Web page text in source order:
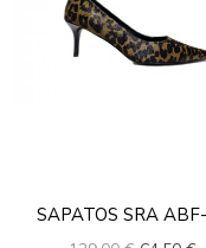
SAPATOS SRA